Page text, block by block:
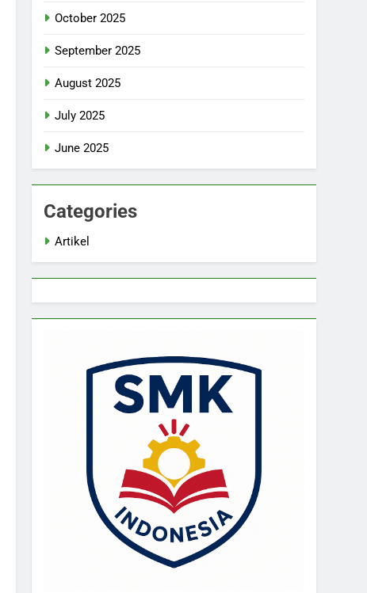
October 2025
September 2025
August 2025
July 2025
June 2025
Categories
Artikel